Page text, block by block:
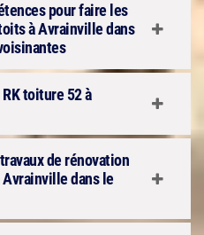
pour faire les
à Avrainville dans
toiture 52 à
de rénovation
dans le